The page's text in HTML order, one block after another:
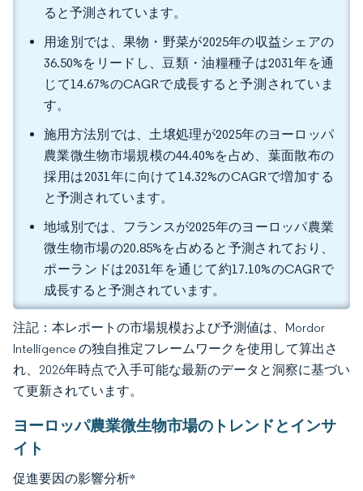
ると予測されています。
用途別では、果物・野菜が2025年の収益シェアの
36.50%をリードし、豆類・油糧種子は2031年を通
じて14.67%のCAGRで成長すると予測されていま
す。
施用方法別では、土壌処理が2025年のヨーロッパ
農業微生物市場規模の44.40%を占め、葉面散布の
採用は2031年に向けて14.32%のCAGRで増加する
と予測されています。
地域別では、フランスが2025年のヨーロッパ農業
微生物市場の20.85%を占めると予測されており、
ポーランドは2031年を通じて約17.10%のCAGRで
成長すると予測されています。
注記：本レポートの市場規模および予測値は、Mordor
Intelligence の独自推定フレームワークを使用して算出さ
れ、2026年時点で入手可能な最新のデータと洞察に基づい
て更新されています。
ヨーロッパ農業微生物市場のトレンドとインサ
イト
促進要因の影響分析*